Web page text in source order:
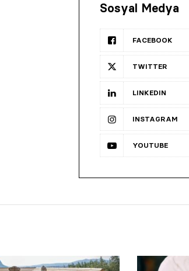
Sosyal Medya
FACEBOOK
TWITTER
LINKEDIN
INSTAGRAM
YOUTUBE